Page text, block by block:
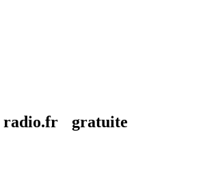
radio.fr gratuite